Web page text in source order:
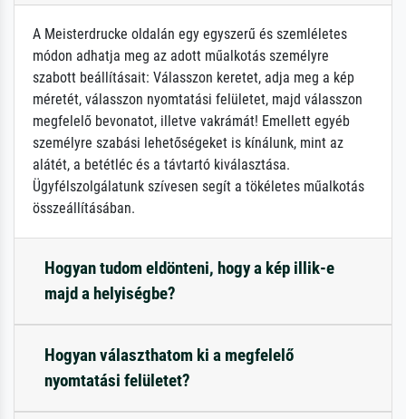
A Meisterdrucke oldalán egy egyszerű és szemléletes
módon adhatja meg az adott műalkotás személyre
szabott beállításait: Válasszon keretet, adja meg a kép
méretét, válasszon nyomtatási felületet, majd válasszon
megfelelő bevonatot, illetve vakrámát! Emellett egyéb
személyre szabási lehetőségeket is kínálunk, mint az
alátét, a betétléc és a távtartó kiválasztása.
Ügyfélszolgálatunk szívesen segít a tökéletes műalkotás
összeállításában.
Hogyan tudom eldönteni, hogy a kép illik-e
majd a helyiségbe?
Hogyan választhatom ki a megfelelő
nyomtatási felületet?